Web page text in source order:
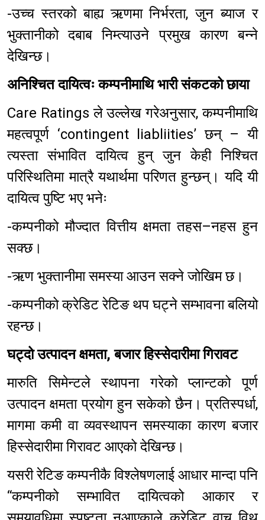
-उच्च स्तरको बाह्य ऋणमा निर्भरता, जुन ब्याज र
भुक्तानीको दबाब निम्त्याउने प्रमुख कारण बन्ने
देखिन्छ।
अनिश्चित दायित्वः कम्पनीमाथि भारी संकटको छाया
Care Ratings ले उल्लेख गरेअनुसार, कम्पनीमाथि
महत्वपूर्ण ‘contingent liabliities’ छन् – यी
त्यस्ता संभावित दायित्व हुन् जुन केही निश्चित
परिस्थितिमा मात्रै यथार्थमा परिणत हुन्छन्। यदि यी
दायित्व पुष्टि भए भनेः
-कम्पनीको मौज्दात वित्तीय क्षमता तहस–नहस हुन
सक्छ।
-ऋण भुक्तानीमा समस्या आउन सक्ने जोखिम छ।
-कम्पनीको क्रेडिट रेटिङ थप घट्ने सम्भावना बलियो
रहन्छ।
घट्दो उत्पादन क्षमता, बजार हिस्सेदारीमा गिरावट
मारुति सिमेन्टले स्थापना गरेको प्लान्टको पूर्ण
उत्पादन क्षमता प्रयोग हुन सकेको छैन। प्रतिस्पर्धा,
मागमा कमी वा व्यवस्थापन समस्याका कारण बजार
हिस्सेदारीमा गिरावट आएको देखिन्छ।
यसरी रेटिङ कम्पनीकै विश्लेषणलाई आधार मान्दा पनि
“कम्पनीको सम्भावित दायित्वको आकार र